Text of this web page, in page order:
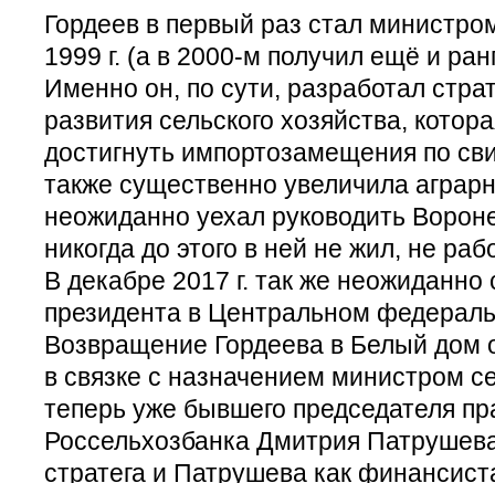
Гордеев в первый раз стал
1999 г. (а в 2000-м получил ещё и
Именно он, по сути, разработал
развития сельского хозяйства,
достигнуть импортозамещения по
также существенно увеличила
неожиданно уехал руководить
никогда до этого в ней не жил, не
В декабре 2017 г. так же неожиданно
президента в Центральном
Возвращение Гордеева в Белый дом
в связке с назначением министром
теперь уже бывшего председателя
Россельхозбанка Дмитрия
стратега и Патрушева как